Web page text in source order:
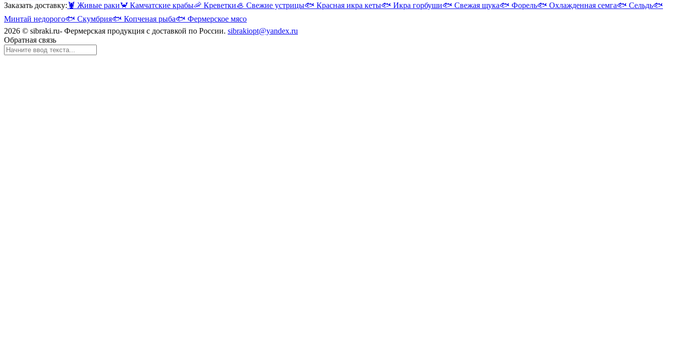
Заказать доставку: 🦞 Живые раки🦀 Камчатские крабы🦐 Креветки🦪 Свежие устрицы🐟 Красная икра кеты🐟 Икра горбуши🐟 Свежая щука🐟 Форель🐟 Охлажденная семга🐟 Сельдь🐟
Минтай недорого🐟 Скумбрия🐟 Копченая рыба🐟 Фермерское мясо
2026 © sibraki.ru- Фермерская продукция с доставкой по России. sibrakiopt@yandex.ru
Обратная связь